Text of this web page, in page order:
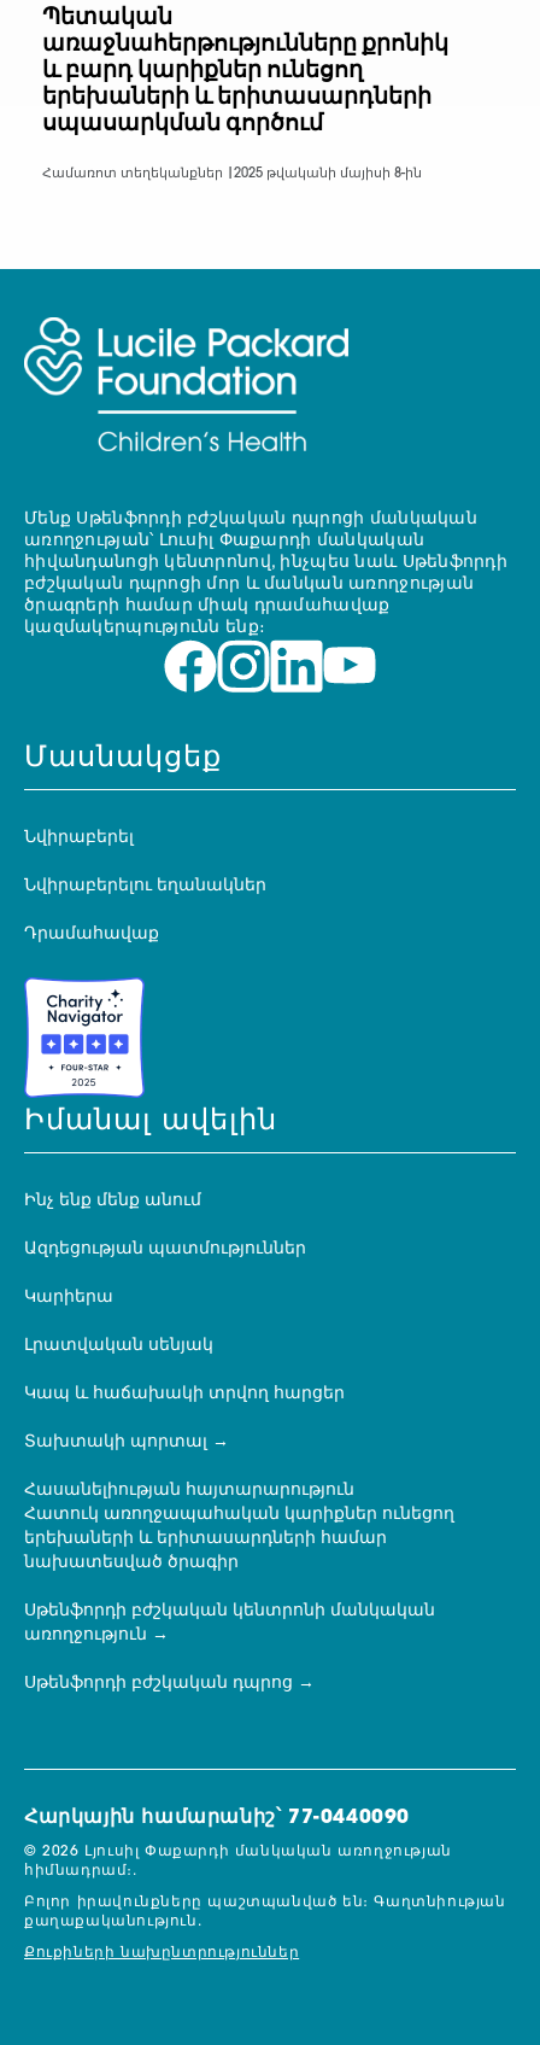
Պետական
առաջնահերթությունները քրոնիկ
և բարդ կարիքներ ունեցող
երեխաների և երիտասարդների
սպասարկման գործում
Համառոտ տեղեկանքներ | 2025 թվականի մայիսի 8-ին
Մենք Սթենֆորդի բժշկական դպրոցի մանկական
առողջության՝ Լուսիլ Փաքարդի մանկական
հիվանդանոցի կենտրոնով, ինչպես նաև Սթենֆորդի
բժշկական դպրոցի մոր և մանկան առողջության
ծրագրերի համար միակ դրամահավաք
կազմակերպությունն ենք։
Մասնակցեք
Նվիրաբերել
Նվիրաբերելու եղանակներ
Դրամահավաք
Իմանալ ավելին
Ինչ ենք մենք անում
Ազդեցության պատմություններ
Կարիերա
Լրատվական սենյակ
Կապ և հաճախակի տրվող հարցեր
Տախտակի պորտալ
Հասանելիության հայտարարություն
Հատուկ առողջապահական կարիքներ ունեցող
երեխաների և երիտասարդների համար
նախատեսված ծրագիր
Սթենֆորդի բժշկական կենտրոնի մանկական
առողջություն
Սթենֆորդի բժշկական դպրոց
Հարկային համարանիշ՝ 77-0440090
© 2026 Լյուսիլ Փաքարդի մանկական առողջության
հիմնադրամ։.
Բոլոր իրավունքները պաշտպանված են։Գաղտնիության
քաղաքականություն.
Քուքիների նախընտրություններ